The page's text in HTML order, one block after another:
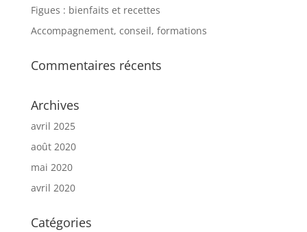
Figues : bienfaits et recettes
Accompagnement, conseil, formations
Commentaires récents
Archives
avril 2025
août 2020
mai 2020
avril 2020
Catégories